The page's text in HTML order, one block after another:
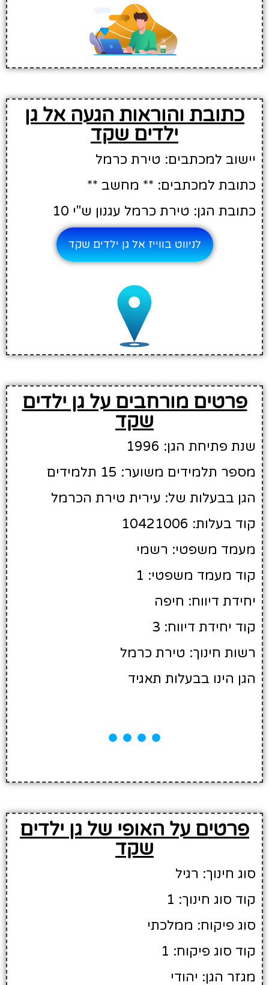
כתובת והוראות הגעה אל גן
ילדים שקד
יישוב למכתבים: טירת כרמל
כתובת למכתבים: ** מחשב **
כתובת הגן: טירת כרמל עגנון ש"י 10
לניווט בווייז אל גן ילדים שקד
פרטים מורחבים על גן ילדים
שקד
שנת פתיחת הגן: 1996
מספר תלמידים משוער: 15 תלמידים
הגן בבעלות של: עירית טירת הכרמל
קוד בעלות: 10421006
מעמד משפטי: רשמי
קוד מעמד משפטי: 1
יחידת דיווח: חיפה
קוד יחידת דיווח: 3
רשות חינוך: טירת כרמל
הגן הינו בבעלות תאגיד
פרטים על האופי של גן ילדים
שקד
סוג חינוך: רגיל
קוד סוג חינוך: 1
סוג פיקוח: ממלכתי
קוד סוג פיקוח: 1
מגזר הגן: יהודי